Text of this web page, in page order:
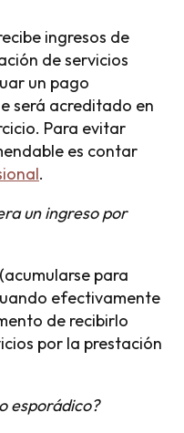
ingresos de
de servicios
un pago
será acreditado en
Para evitar
es contar
.
un ingreso por
para
efectivamente
de recibirlo
por la prestación
esporádico?